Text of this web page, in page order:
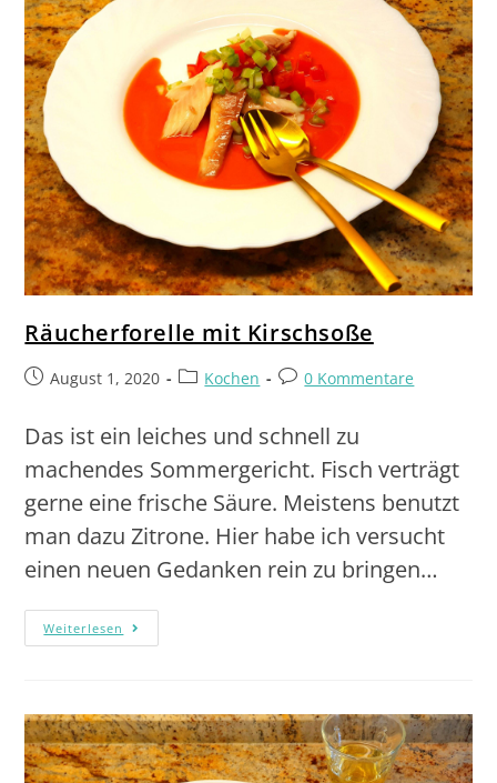
Räucherforelle mit Kirschsoße
August 1, 2020 Kochen 0 Kommentare
Das ist ein leiches und schnell zu
machendes Sommergericht. Fisch verträgt
gerne eine frische Säure. Meistens benutzt
man dazu Zitrone. Hier habe ich versucht
einen neuen Gedanken rein zu bringen…
Weiterlesen